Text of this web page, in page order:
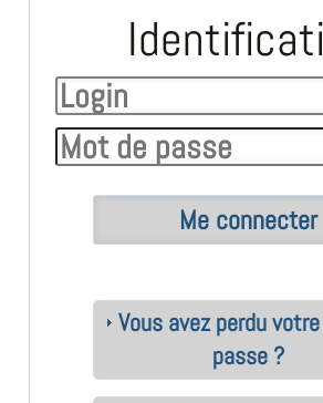
Vous avez perdu
passe ?